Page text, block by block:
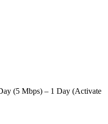
(5 Mbps) – 1 Day (Activate